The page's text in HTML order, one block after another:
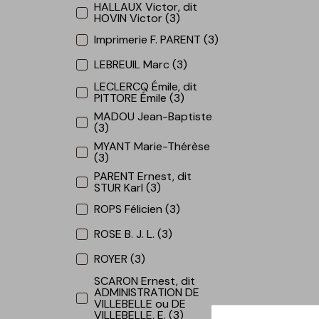
HALLAUX Victor, dit
HOVIN Victor (3)
Imprimerie F. PARENT (3)
LEBREUIL Marc (3)
LECLERCQ Émile, dit
PITTORE Émile (3)
MADOU Jean-Baptiste
(3)
MYANT Marie-Thérèse
(3)
PARENT Ernest, dit
STUR Karl (3)
ROPS Félicien (3)
ROSE B. J. L. (3)
ROYER (3)
SCARON Ernest, dit
ADMINISTRATION DE
VILLEBELLE ou DE
VILLEBELLE, E. (3)